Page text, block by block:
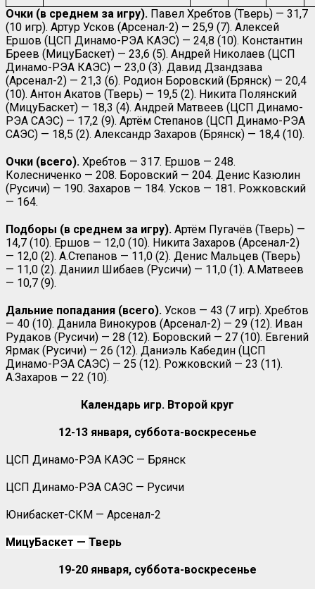
Очки (в среднем за игру). Павел Хребтов (Тверь) — 31,7
(10 игр). Артур Усков (Арсенал-2) — 25,9 (7). Алексей
Ершов (ЦСП Динамо-РЭА КАЭС) — 24,8 (10). Константин
Бреев (МицуБаскет) — 23,6 (5). Андрей Николаев (ЦСП
Динамо-РЭА КАЭС) — 23,0 (3). Давид Дзандзава
(Арсенал-2) — 21,3 (6). Родион Боровский (Брянск) — 20,4
(10). Антон Акатов (Тверь) — 19,5 (2). Никита Полянский
(МицуБаскет) — 18,3 (4). Андрей Матвеев (ЦСП Динамо-
РЭА САЭС) — 17,2 (9). Артём Степанов (ЦСП Динамо-РЭА
САЭС) — 18,5 (2). Александр Захаров (Брянск) — 18,4 (10).
Очки (всего). Хребтов — 317. Ершов — 248.
Колесниченко — 208. Боровский — 204. Денис Казюлин
(Русичи) — 190. Захаров — 184. Усков — 181. Рожковский
— 164.
Подборы (в среднем за игру). Артём Пугачёв (Тверь) —
14,7 (10). Ершов — 12,0 (10). Никита Захаров (Арсенал-2)
— 12,0 (2). А.Степанов — 11,0 (2). Денис Мальцев (Тверь)
— 11,0 (2). Даниил Шибаев (Русичи) — 11,0 (1). А.Матвеев
— 10,7 (9).
Дальние попадания (всего). Усков — 43 (7 игр). Хребтов
— 40 (10). Данила Винокуров (Арсенал-2) — 29 (12). Иван
Рудаков (Русичи) — 28 (12). Боровский — 27 (10). Евгений
Ярмак (Русичи) — 26 (12). Даниэль Кабедин (ЦСП
Динамо-РЭА САЭС) — 25 (12). Рожковский — 23 (11).
А.Захаров — 22 (10).
Календарь игр. Второй круг
12-13 января, суббота-воскресенье
ЦСП Динамо-РЭА КАЭС — Брянск
ЦСП Динамо-РЭА САЭС — Русичи
Юнибаскет-СКМ — Арсенал-2
МицуБаскет — Тверь
19-20 января, суббота-воскресенье